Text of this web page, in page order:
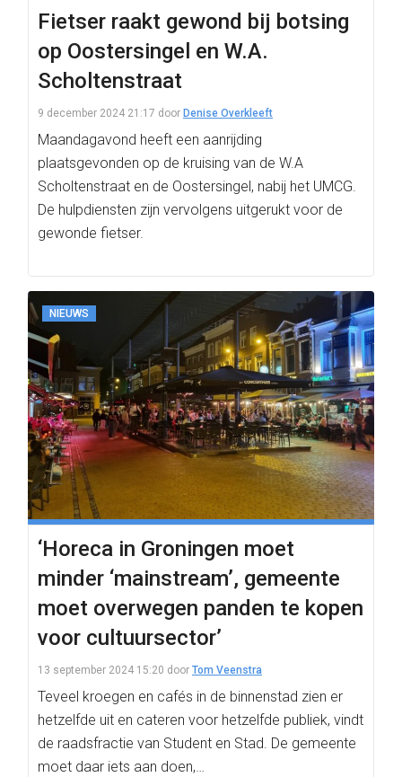
Fietser raakt gewond bij botsing
op Oostersingel en W.A.
Scholtenstraat
9 december 2024 21:17 door Denise Overkleeft
Maandagavond heeft een aanrijding
plaatsgevonden op de kruising van de W.A
Scholtenstraat en de Oostersingel, nabij het UMCG.
De hulpdiensten zijn vervolgens uitgerukt voor de
gewonde fietser.
NIEUWS
‘Horeca in Groningen moet
minder ‘mainstream’, gemeente
moet overwegen panden te kopen
voor cultuursector’
13 september 2024 15:20 door Tom Veenstra
Teveel kroegen en cafés in de binnenstad zien er
hetzelfde uit en cateren voor hetzelfde publiek, vindt
de raadsfractie van Student en Stad. De gemeente
moet daar iets aan doen,…